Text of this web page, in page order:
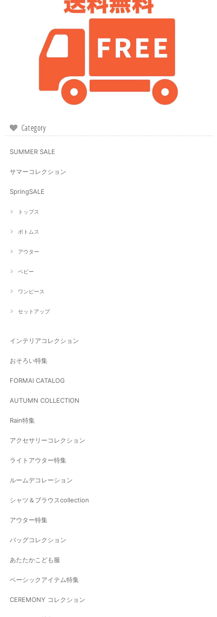
Category
SUMMER SALE
サマーコレクション
SpringSALE
トップス
ボトムス
アウター
ベビー
ワンピース
セットアップ
インテリアコレクション
おそろい特集
FORMAl CATALOG
AUTUMN COLLECTION
Rain特集
アクセサリーコレクション
ライトアウター特集
ルームデコレーション
シャツ＆ブラウスcollection
アウター特集
バッグコレクション
あたたかこども服
ベーシックアイテム特集
CEREMONY コレクション